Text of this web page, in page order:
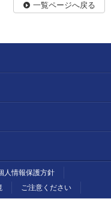
一覧ページへ戻る
人情報保護方針
ご注意ください